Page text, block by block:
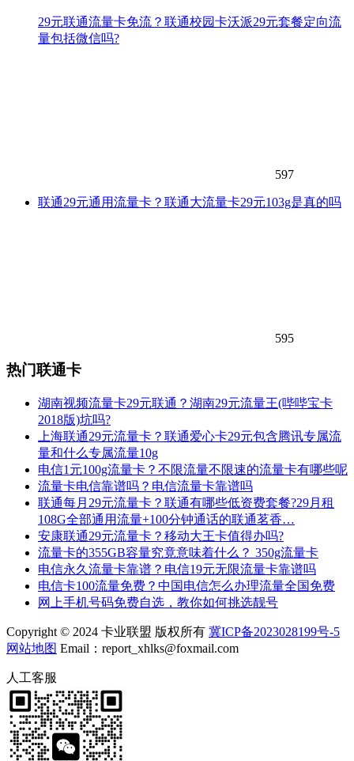
29元联通流量卡免流？联通校园卡沃派29元套餐定向流
量包括微信吗?
597
联通29元通用流量卡？联通大流量卡29元103g是真的吗
595
热门联通卡
湖南视频流量卡29元联通？湖南29元流量王(哔哔宝卡
2018版)坑吗?
上海联通29元流量卡？联通爱心卡29元包含腾讯专属流
量和什么专属流量10g
电信1元100g流量卡？不限流量不限速的流量卡有哪些呢
流量卡电信靠谱吗？电信流量卡靠谱吗
联通每月29元流量卡？联通有哪些低资费套餐?29月租
108G全部通用流量+100分钟通话的联通茗香…
安康联通29元流量卡？移动大王卡值得办吗?
流量卡的355GB容量究竟意味着什么？ 350g流量卡
电信永久流量卡靠谱？电信19元无限流量卡靠谱吗
电信卡100流量免费？中国电信怎么办理流量全国免费
网上手机号码免费自选，教你如何挑选靓号
Copyright © 2024 卡业联盟 版权所有 冀ICP备2023028199号-5
网站地图 Email：report_xhlks@foxmail.com
人工客服